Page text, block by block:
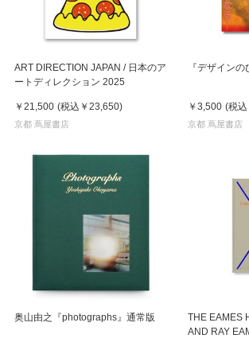
ART DIRECTION JAPAN / 日本のア
ートディレクション 2025
￥21,500 (税込 ￥23,650)
京都 蔦屋書店
『デザインの
￥3,500 (税込
京都 蔦屋書店
奥山由之『photographs』通常版
THE EAMES
AND RAY